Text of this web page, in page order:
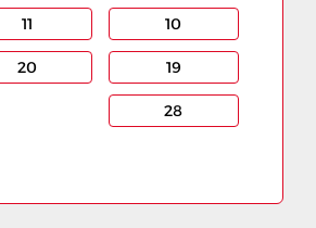
10
11
19
20
28